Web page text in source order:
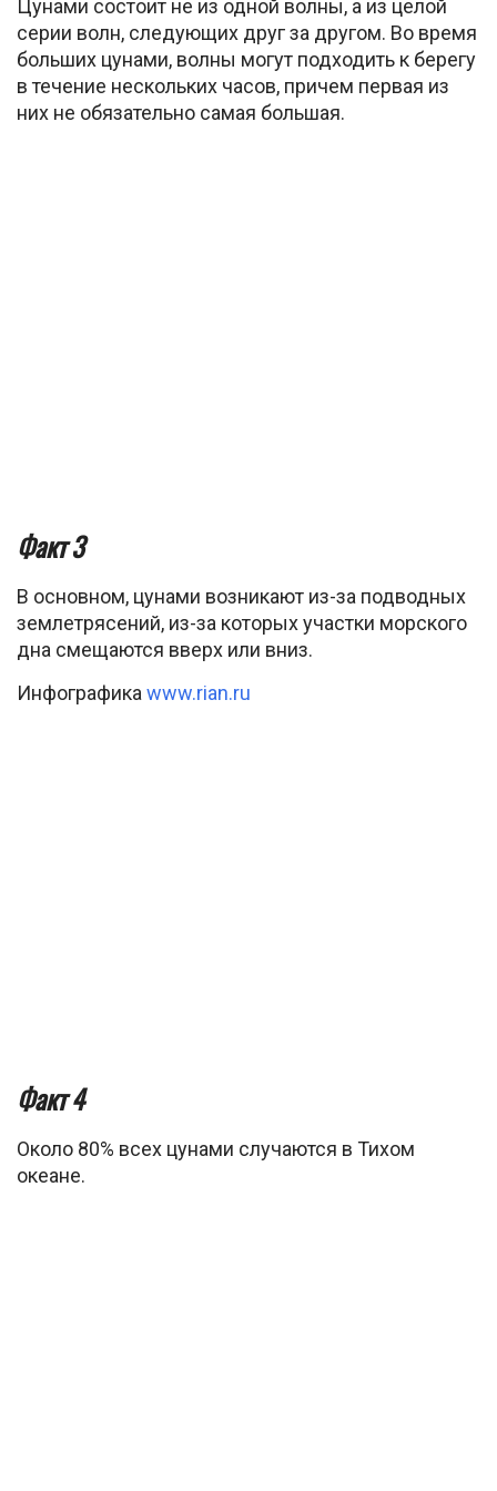
Цунами состоит не из одной волны, а из целой
серии волн, следующих друг за другом. Во время
больших цунами, волны могут подходить к берегу
в течение нескольких часов, причем первая из
них не обязательно самая большая.
Факт 3
В основном, цунами возникают из-за подводных
землетрясений, из-за которых участки морского
дна смещаются вверх или вниз.
Инфографика www.rian.ru
Факт 4
Около 80% всех цунами случаются в Тихом
океане.